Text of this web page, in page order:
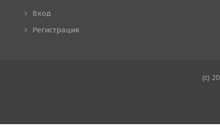
Вход
Регистрация
(c)